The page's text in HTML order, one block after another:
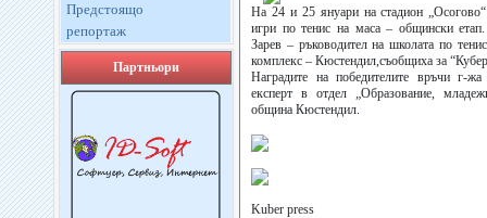
Предстоящо
репортаж
Партньори
На 24 и 25 януари на стадион
игри по тенис на маса – общински
Зарев – ръководител на школата по
комплекс – Кюстендил,съобщиха за
Наградите на победителите връчи г-
експерт в отдел „Образование,
община Кюстендил.
Kuber press